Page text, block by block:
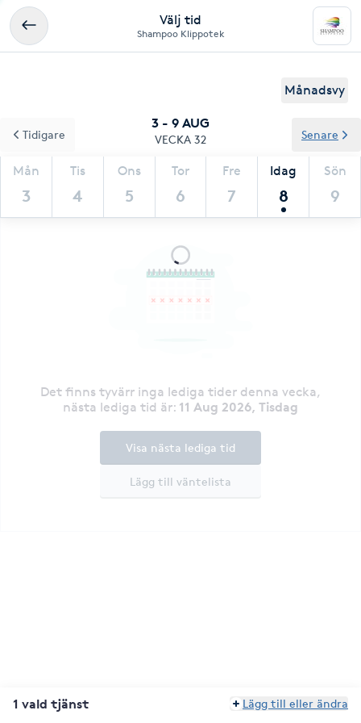
Välj tid
Shampoo Klippotek
Månadsvy
3 - 9 AUG
VECKA 32
Mån
3
Tis
4
Ons
5
Tor
6
Fre
7
Idag
8
Sön
9
Tidigare Senare
Det finns tyvärr inga lediga tider denna vecka,
nästa lediga tid är: 11 Aug 2026, Tisdag
Lägg till väntelista
Visa nästa lediga tid
1 vald tjänst Lägg till eller ändra